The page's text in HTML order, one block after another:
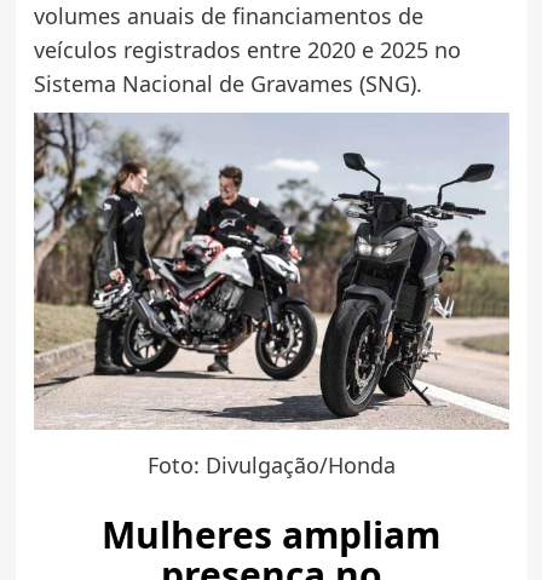
volumes anuais de financiamentos de
veículos registrados entre 2020 e 2025 no
Sistema Nacional de Gravames (SNG).
Foto: Divulgação/Honda
Mulheres ampliam